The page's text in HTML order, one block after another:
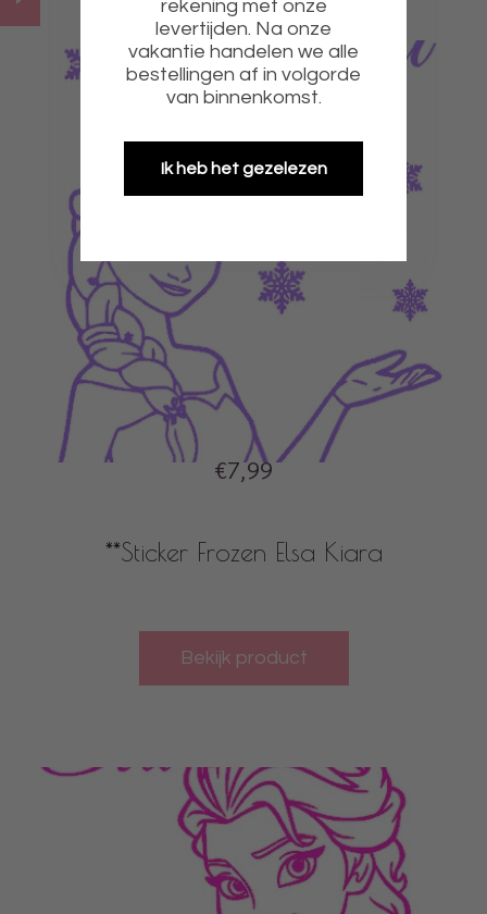
€7,99
**Sticker Frozen Elsa Kiara
Bekijk product
rekening met onze
levertijden. Na onze
vakantie handelen we alle
bestellingen af in volgorde
van binnenkomst.
Ik heb het gezelezen